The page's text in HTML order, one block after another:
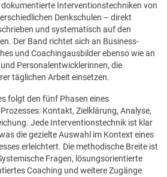
Interventionstechniken von
Denkschulen – direkt
und systematisch auf den
Der Band richtet sich an Business-
und Coachingausbilder ebenso wie an
Personalentwicklerinnen, die
täglichen Arbeit einsetzen.
folgt den fünf Phasen eines
Kontakt, Zielklärung, Analyse,
Jede Interventionstechnik ist klar
die gezielte Auswahl im Kontext eines
erleichtert. Die methodische Breite ist
Fragen, lösungsorientierte
Coaching und weitere Zugänge